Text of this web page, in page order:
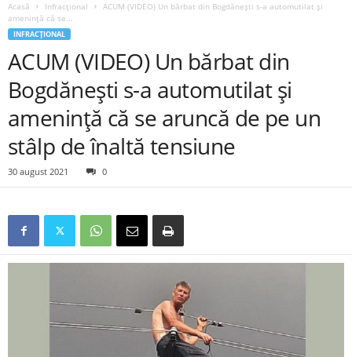
Acasă Infracțional
ACUM (VIDEO) Un bărbat din Bogdănești s-a automutilat și
amenință că se...
INFRACȚIONAL
ACUM (VIDEO) Un bărbat din
Bogdănești s-a automutilat și
amenință că se aruncă de pe un
stâlp de înaltă tensiune
30 august 2021 0